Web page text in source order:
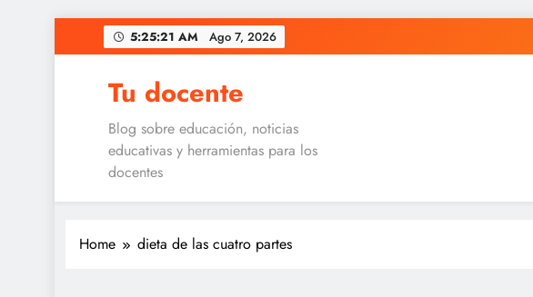
to
5:25:21 AM Ago 7, 2026
Tu docente
Blog sobre educación, noticias
educativas y herramientas para los
docentes
Home dieta de las cuatro partes